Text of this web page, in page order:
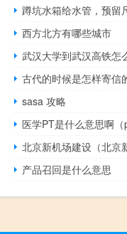
蹲坑水箱给水管，预留
西方北方有哪些城市
武汉大学到武汉高铁怎
古代的时候是怎样寄信
sasa 攻略
医学PT是什么意思啊（
北京新机场建设（北京
产品召回是什么意思